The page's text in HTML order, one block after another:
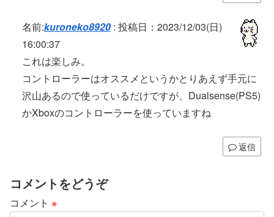
名前:kuroneko8920: 投稿日：2023/12/03(日)
16:00:37
これは楽しみ。
コントローラーはオススメというかとりあえず手元に
沢山あるので使っているだけですが、Dualsense(PS5)
かXboxのコントローラーを使っていますね
返信
コメントをどうぞ
コメント ※